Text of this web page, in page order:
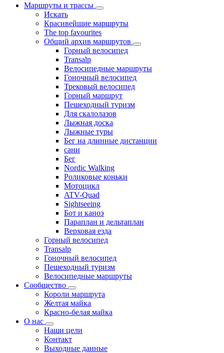
Маршруты и трассы
Искать
Красивейшие маршруты
The top favourites
Общий архив маршрутов
Горный велосипед
Transalp
Велосипедные маршруты
Гоночный велосипед
Трековый велосипед
Горный маршрут
Пешеходный туризм
Для скалолазов
Лыжная доска
Лыжные туры
Бег на длинные дистанции
сани
Бег
Nordic Walking
Роликовые коньки
Мотоцикл
ATV-Quad
Sightseeing
Бот и каноэ
Параплан и дельтаплан
Верховая езда
Горный велосипед
Transalp
Гоночный велосипед
Пешеходный туризм
Велосипедные маршруты
Сообщество
Короли маршрута
Желтая майка
Красно-белая майка
О нас
Наши цели
Контакт
Выходные данные